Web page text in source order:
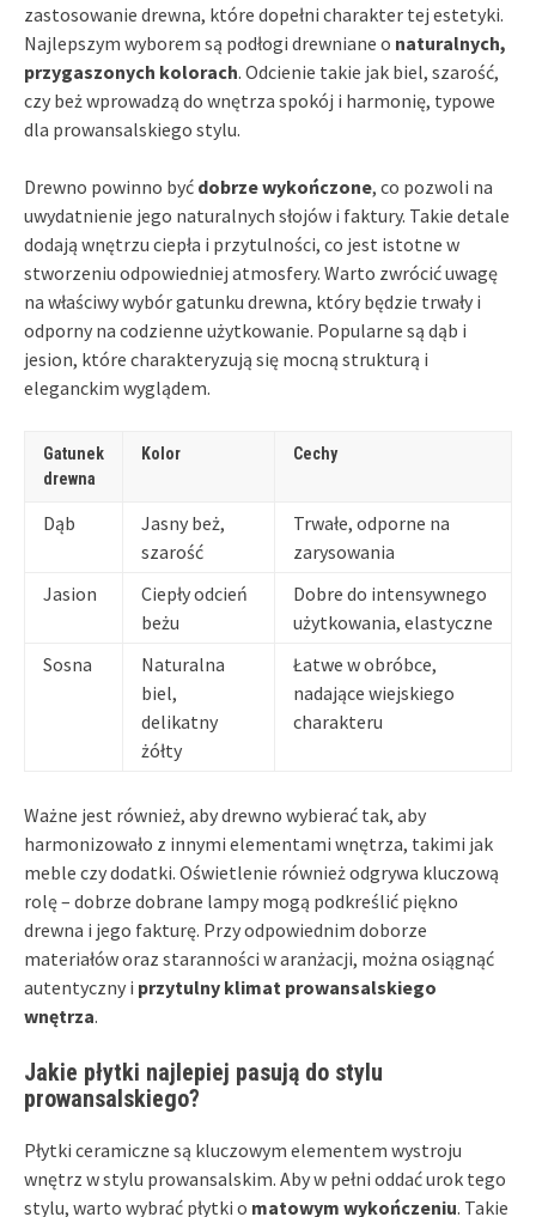
zastosowanie drewna, które dopełni charakter tej estetyki.
Najlepszym wyborem są podłogi drewniane o naturalnych,
przygaszonych kolorach. Odcienie takie jak biel, szarość,
czy beż wprowadzą do wnętrza spokój i harmonię, typowe
dla prowansalskiego stylu.
Drewno powinno być dobrze wykończone, co pozwoli na
uwydatnienie jego naturalnych słojów i faktury. Takie detale
dodają wnętrzu ciepła i przytulności, co jest istotne w
stworzeniu odpowiedniej atmosfery. Warto zwrócić uwagę
na właściwy wybór gatunku drewna, który będzie trwały i
odporny na codzienne użytkowanie. Popularne są dąb i
jesion, które charakteryzują się mocną strukturą i
eleganckim wyglądem.
Gatunek
drewna
Kolor Cechy
Dąb
Jasny beż,
szarość
Trwałe, odporne na
zarysowania
Jasion
Ciepły odcień
beżu
Dobre do intensywnego
użytkowania, elastyczne
Sosna
Naturalna
biel,
delikatny
żółty
Łatwe w obróbce,
nadające wiejskiego
charakteru
Ważne jest również, aby drewno wybierać tak, aby
harmonizowało z innymi elementami wnętrza, takimi jak
meble czy dodatki. Oświetlenie również odgrywa kluczową
rolę – dobrze dobrane lampy mogą podkreślić piękno
drewna i jego fakturę. Przy odpowiednim doborze
materiałów oraz staranności w aranżacji, można osiągnąć
autentyczny i przytulny klimat prowansalskiego
wnętrza.
Jakie płytki najlepiej pasują do stylu
prowansalskiego?
Płytki ceramiczne są kluczowym elementem wystroju
wnętrz w stylu prowansalskim. Aby w pełni oddać urok tego
stylu, warto wybrać płytki o matowym wykończeniu. Takie